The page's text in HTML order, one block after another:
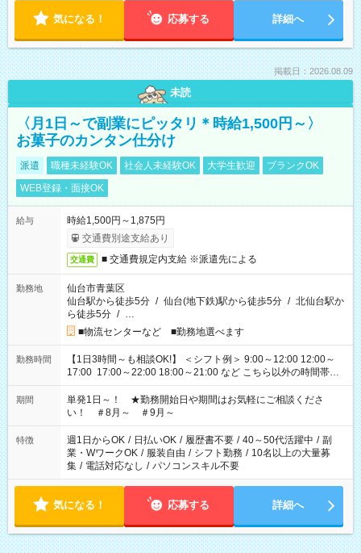
気になる！ 応募する 詳細へ
掲載日：2026.08.09
未読
〈月1日～で副業にピッタリ＊時給1,500円～〉
お菓子のカンタン仕分け
派遣 職種未経験OK 社会人未経験OK 大学生歓迎
ブランクOK
WEB登録・面接OK
給与
時給1,500円～1,875円
交通費別途支給あり
交通費 ■ 交通費規定内支給 ※派遣先による
勤務地
仙台市青葉区
仙台駅から徒歩5分 / 仙台(地下鉄)駅から徒歩5分 / 北仙台駅か
ら徒歩5分 / …
■物流センターなど ■勤務地選べます
勤務時間
【1日3時間～も相談OK!】 ＜シフト例＞ 9:00～12:00 12:00～
17:00 17:00～22:00 18:00～21:00 など こちら以外の時間帯も
お気軽にご相談ください！
期間
単発1日～！ ★勤務開始日や期間はお気軽にご相談くださ
い！ ＃8月～ ＃9月～
特徴 週1日からOK / 日払いOK / 履歴書不要 / 40～50代活躍中 / 副
業・WワークOK / 服装自由 / シフト勤務 / 10名以上の大量募
集 / 電話対応なし / パソコンスキル不要
気になる！ 応募する 詳細へ